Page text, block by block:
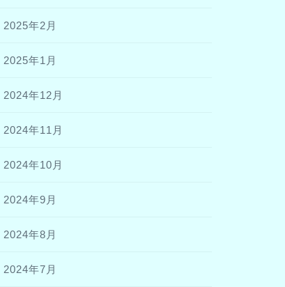
2025年2月
2025年1月
2024年12月
2024年11月
2024年10月
2024年9月
2024年8月
2024年7月